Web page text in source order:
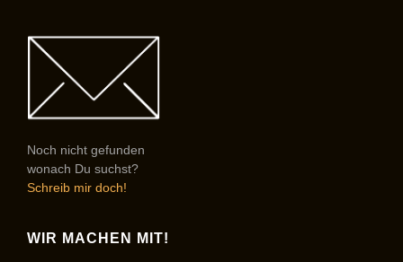
Noch nicht gefunden
wonach Du suchst?
Schreib mir doch!
WIR MACHEN MIT!